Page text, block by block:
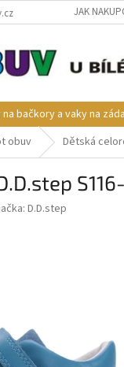
JAK
na bačkory a vaky na záda
obuv Dětská
D.D.step